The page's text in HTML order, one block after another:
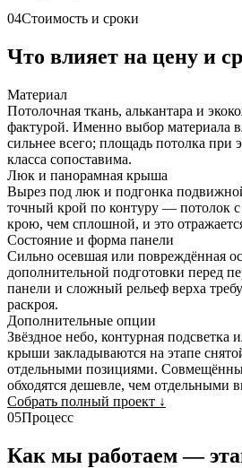
04Стоимость и сроки
Что влияет на цену и
Материал
Потолочная ткань, алькантара и
фактурой. Именно выбор материала
сильнее всего; площадь потолка при
класса сопоставима.
Люк и панорамная крыша
Вырез под люк и подгонка
точный крой по контуру — потолок
крою, чем сплошной, и это
Состояние и форма панели
Сильно осевшая или повреждённая
дополнительной подготовки перед
панели и сложный рельеф верха
раскроя.
Дополнительные опции
Звёздное небо, контурная подсветка
крыши закладываются на этапе
отдельными позициями.
обходятся дешевле, чем отдельными
Собрать полный проект ↓
05Процесс
Как мы работаем —